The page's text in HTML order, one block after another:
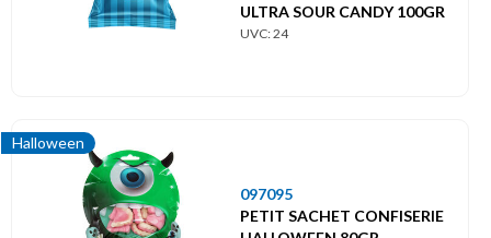
ULTRA SOUR CANDY 100GR
UVC: 24
Halloween
097095
PETIT SACHET CONFISERIE